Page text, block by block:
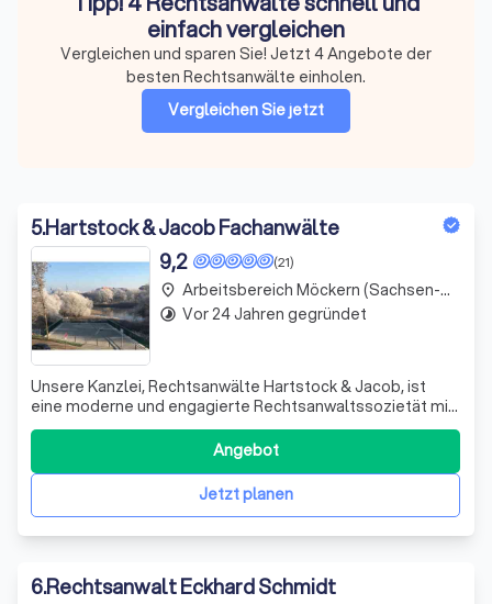
einfach vergleichen
Vergleichen und sparen Sie! Jetzt 4 Angebote der
besten Rechtsanwälte einholen.
Vergleichen Sie jetzt
5.Hartstock & Jacob Fachanwälte
(21)
9,2
Unsere Kanzlei, Rechtsanwälte Hartstock & Jacob, ist
eine moderne und engagierte Rechtsanwaltssozietät mit
Sitz in Magdeburg. Seit 2002 bieten wir unseren
Mandanten eine kompetente Rechtsberatung und
Interessenvertretung, insbesondere im Bereich des
Medien- und Urheberrechts. Unser Team besteht aus
Jetzt planen
Angebot
place Arbeitsbereich Möckern (Sachsen-Anhalt)
timelapse Vor 24 Jahren gegründet
6.Rechtsanwalt Eckhard Schmidt